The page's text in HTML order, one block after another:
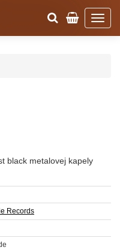
black metalovej kapely
Records